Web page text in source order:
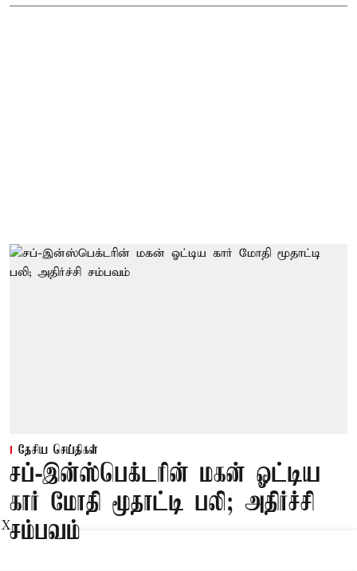
தேசிய செய்திகள்
சப்-இன்ஸ்பெக்டரின் மகன் ஓட்டிய
கார் மோதி மூதாட்டி பலி; அதிர்ச்சி
சம்பவம்
X